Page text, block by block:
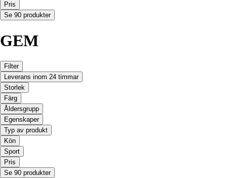
Pris
Se 90 produkter
GEM
Filter
Leverans inom 24 timmar
Storlek
Färg
Åldersgrupp
Egenskaper
Typ av produkt
Kön
Sport
Pris
Se 90 produkter